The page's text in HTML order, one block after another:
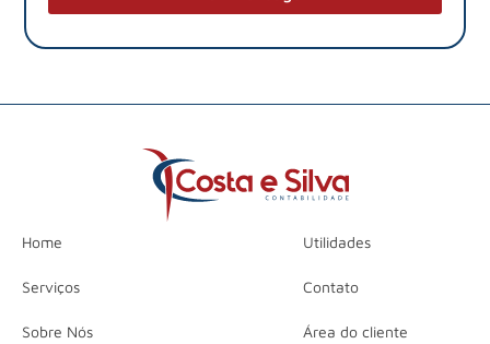
Home
Serviços
Sobre Nós
Utilidades
Contato
Área do cliente